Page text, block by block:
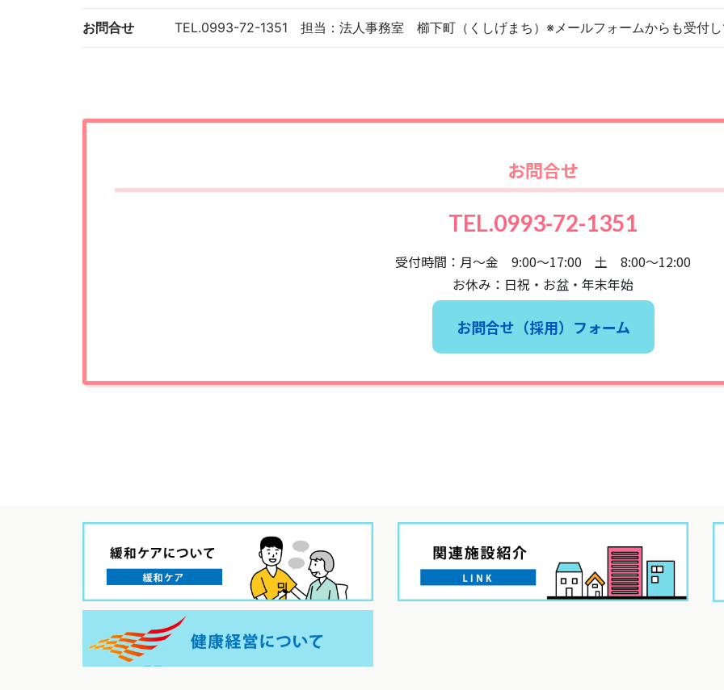
お問合せ TEL.0993-72-1351 担当：法人事務室 櫛下町（くしげまち）※メールフォームからも受付し
お問合せ
TEL.0993-72-1351
受付時間：月～金 9:00～17:00 土 8:00〜12:00
お休み：日祝・お盆・年末年始
お問合せ（採用）フォーム